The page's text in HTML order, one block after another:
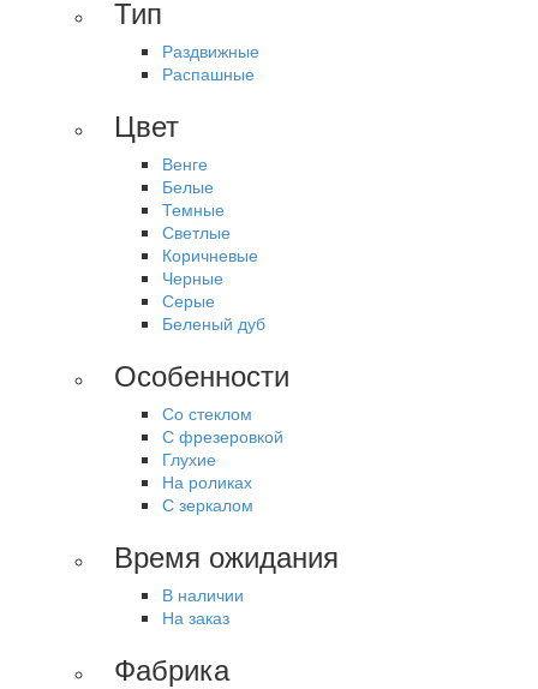
Тип
Раздвижные
Распашные
Цвет
Венге
Белые
Темные
Светлые
Коричневые
Черные
Серые
Беленый дуб
Особенности
Со стеклом
С фрезеровкой
Глухие
На роликах
С зеркалом
Время ожидания
В наличии
На заказ
Фабрика